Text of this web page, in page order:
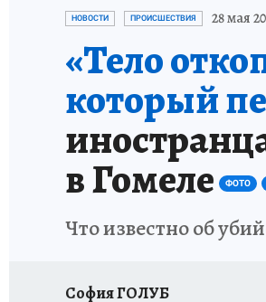
НОВОСТИ ПРОИСШЕСТВИЯ 28 мая
«Тело
который
в Гомеле ФОТО
Что известно об
София ГОЛУБ